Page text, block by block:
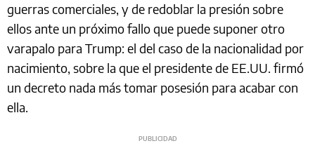
guerras comerciales, y de redoblar la presión sobre
ellos ante un próximo fallo que puede suponer otro
varapalo para Trump: el del caso de la nacionalidad por
nacimiento, sobre la que el presidente de EE.UU. firmó
un decreto nada más tomar posesión para acabar con
ella.